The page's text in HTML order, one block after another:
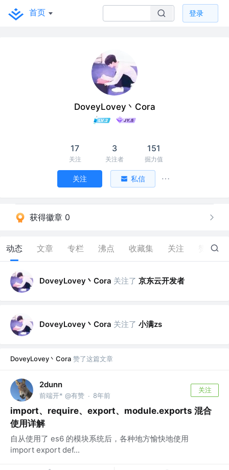
首页 登录
DoveyLovey丶Cora
17
关注
3
关注者
151
掘力值
关注 私信
获得徽章 0
动态 文章 专栏 沸点 收藏集 关注 8
DoveyLovey丶Cora 关注了 京东云开发者
DoveyLovey丶Cora 关注了 小满zs
DoveyLovey丶Cora 赞了这篇文章
2dunn
前端开* @有赞 · 8年前
关注
import、require、export、module.exports 混合
使用详解
自从使用了 es6 的模块系统后，各种地方愉快地使用
import export def...